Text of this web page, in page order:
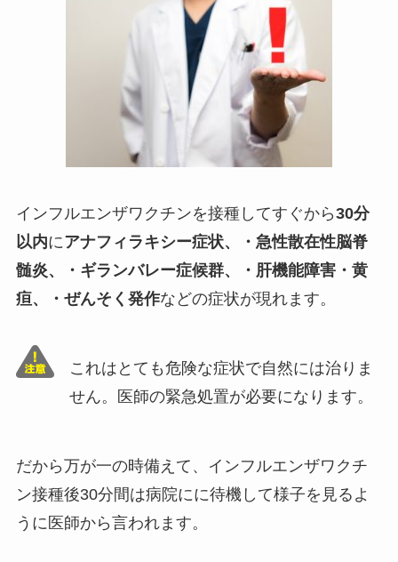
インフルエンザワクチンを接種してすぐから30分
以内にアナフィラキシー症状、・急性散在性脳脊
髄炎、・ギランバレー症候群、・肝機能障害・黄
疸、・ぜんそく発作などの症状が現れます。
これはとても危険な症状で自然には治りま
せん。医師の緊急処置が必要になります。
だから万が一の時備えて、インフルエンザワクチ
ン接種後30分間は病院にに待機して様子を見るよ
うに医師から言われます。